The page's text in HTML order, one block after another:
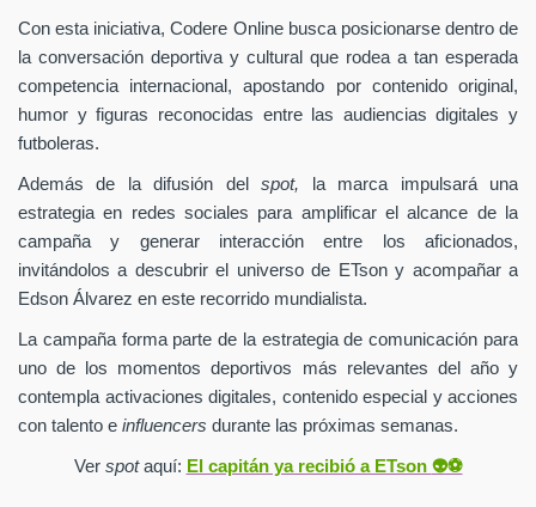
Con esta iniciativa, Codere Online busca posicionarse dentro de
la conversación deportiva y cultural que rodea a tan esperada
competencia internacional, apostando por contenido original,
humor y figuras reconocidas entre las audiencias digitales y
futboleras.
Además de la difusión delspot,
la marca impulsará una
estrategia en redes sociales para amplificar el alcance de la
campaña y generar interacción entre los aficionados,
invitándolos a descubrir el universo de ETson y acompañar a
Edson Álvarez en este recorrido mundialista.
La campaña forma parte de la estrategia de comunicación para
uno de los momentos deportivos más relevantes del año y
contempla activaciones digitales, contenido especial y acciones
con talento e influencers durante las próximas semanas.
Ver spotaquí: El capitán ya recibió a ETson 👽⚽️